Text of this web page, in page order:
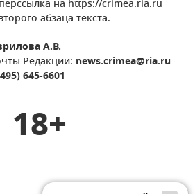
на https://crimea.ria.ru
абзаца текста.
А.В.
Редакции: news.crimea@ria.ru
645-6601
18+